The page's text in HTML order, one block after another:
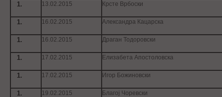
13.02.2015 Крсте Врбоски
16.02.2015 Александра Кацарска
16.02.2015 Драган Тодоровски
17.02.2015 Елизабета Апостоловска
17.02.2015 Игор Божиновски
19.02.2015 Благој Чоревски